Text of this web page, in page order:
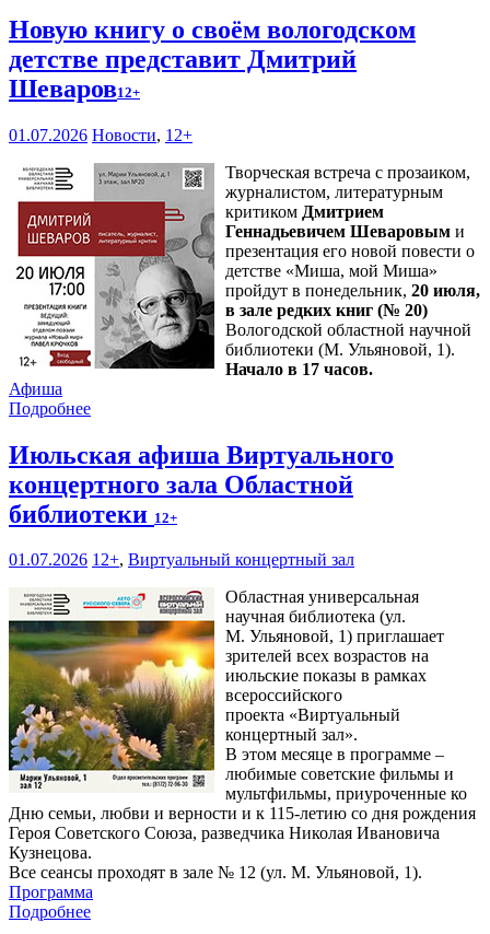
Новую книгу о своём вологодском
детстве представит Дмитрий
Шеваров12+
01.07.2026 Новости, 12+
Творческая встреча с прозаиком,
журналистом, литературным
критиком Дмитрием
Геннадьевичем Шеваровым и
презентация его новой повести о
детстве «Миша, мой Миша»
пройдут в понедельник, 20 июля,
в зале редких книг (№ 20)
Вологодской областной научной
библиотеки (М. Ульяновой, 1).
Начало в 17 часов.
Афиша
Подробнее
Июльская афиша Виртуального
концертного зала Областной
библиотеки 12+
01.07.2026 12+, Виртуальный концертный зал
Областная универсальная
научная библиотека (ул.
М. Ульяновой, 1) приглашает
зрителей всех возрастов на
июльские показы в рамках
всероссийского
проекта «Виртуальный
концертный зал».
В этом месяце в программе –
любимые советские фильмы и
мультфильмы, приуроченные ко
Дню семьи, любви и верности и к 115-летию со дня рождения
Героя Советского Союза, разведчика Николая Ивановича
Кузнецова.
Все сеансы проходят в зале № 12 (ул. М. Ульяновой, 1).
Программа
Подробнее